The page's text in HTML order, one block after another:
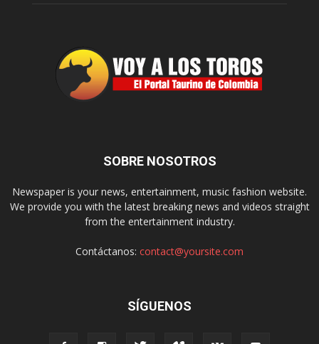
SOBRE NOSOTROS
Newspaper is your news, entertainment, music fashion website.
We provide you with the latest breaking news and videos straight
from the entertainment industry.
Contáctanos: contact@yoursite.com
SÍGUENOS